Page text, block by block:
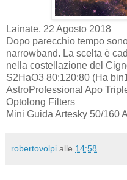
Lainate, 22 Agosto 2018
Dopo parecchio tempo
narrowband. La scelta è
nella costellazione del
S2HaO3 80:120:80 (Ha
AstroProfessional Apo
Optolong Filters
Mini Guida Artesky 50/160
robertovolpi alle 14:58